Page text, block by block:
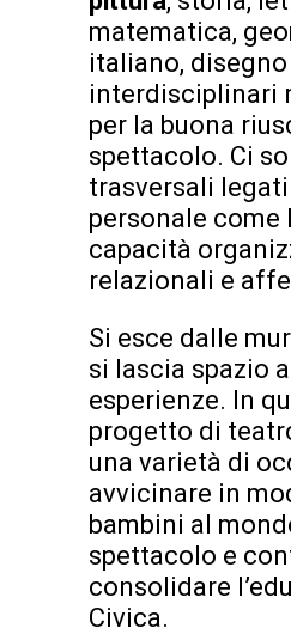
matematica,
italiano,
interdisciplinari
per la buona
spettacolo. Ci
trasversali
personale come
capacità
relazionali e
Si esce dalle
si lascia spazio
esperienze. In
progetto di
una varietà di
avvicinare in
bambini al
spettacolo e
consolidare
Civica.